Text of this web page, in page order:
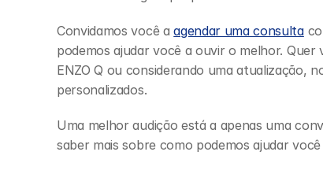
Convidamos você a agendar uma consulta
podemos ajudar você a ouvir o melhor.
ENZO Q ou considerando uma atualização,
personalizados.
Uma melhor audição está a apenas uma
saber mais sobre como podemos ajudar